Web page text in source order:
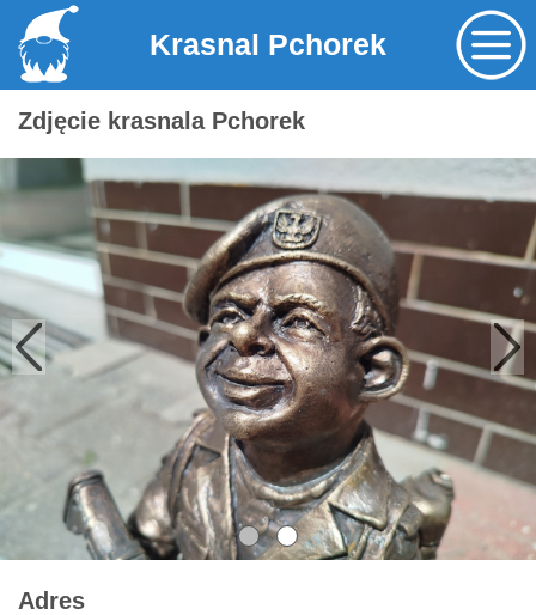
Krasnal Pchorek
Zdjęcie krasnala Pchorek
Adres